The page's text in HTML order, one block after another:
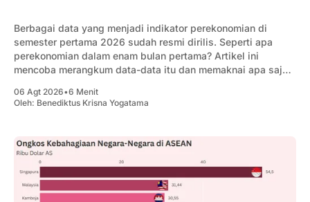
Berbagai data yang menjadi indikator perekonomian di
semester pertama 2026 sudah resmi dirilis. Seperti apa
perekonomian dalam enam bulan pertama? Artikel ini
mencoba merangkum data-data itu dan memaknai apa saja
06 Agt 2026•6 Menit
Oleh: Benediktus Krisna Yogatama